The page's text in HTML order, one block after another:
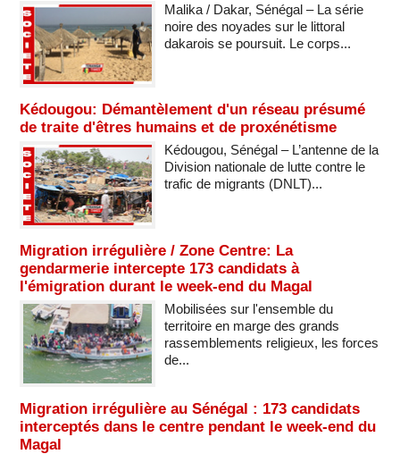
Malika / Dakar, Sénégal – La série
noire des noyades sur le littoral
dakarois se poursuit. Le corps...
Kédougou: Démantèlement d'un réseau présumé
de traite d'êtres humains et de proxénétisme
Kédougou, Sénégal – L’antenne de la
Division nationale de lutte contre le
trafic de migrants (DNLT)...
Migration irrégulière / Zone Centre: La
gendarmerie intercepte 173 candidats à
l'émigration durant le week-end du Magal
Mobilisées sur l'ensemble du
territoire en marge des grands
rassemblements religieux, les forces
de...
Migration irrégulière au Sénégal : 173 candidats
interceptés dans le centre pendant le week-end du
Magal